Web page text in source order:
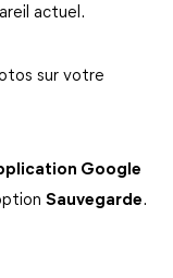
actuel.
sur votre
Google
Sauvegarde.